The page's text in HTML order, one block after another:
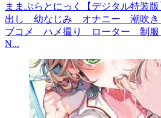
ままぷらとにっく【デジタル特
出し 幼なじみ オナニー 潮吹
ブコメ ハメ撮り ローター 制服
N...